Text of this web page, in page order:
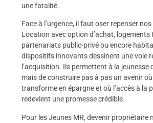
une fatalité.
Face à l’urgence, il faut oser repenser
Location avec option d’achat, logements
partenariats public-privé ou encore
dispositifs innovants dessinent une voie
l’acquisition. Ils permettent à la jeunesse
mais de construire pas à pas un avenir
transforme en épargne et où l’accès à la
redevient une promesse crédible.
Pour les Jeunes MR, devenir propriétaire